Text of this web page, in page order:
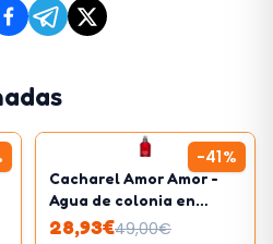
-41%
Cacharel Amor Amor -
Agua de colonia en
vaporizador spray para
28,93€49,00€